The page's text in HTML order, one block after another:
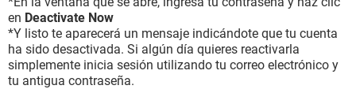
en Deactivate Now
*Y listo te aparecerá un mensaje indicándote que tu cuenta
ha sido desactivada. Si algún día quieres reactivarla
simplemente inicia sesión utilizando tu correo electrónico y
tu antigua contraseña.